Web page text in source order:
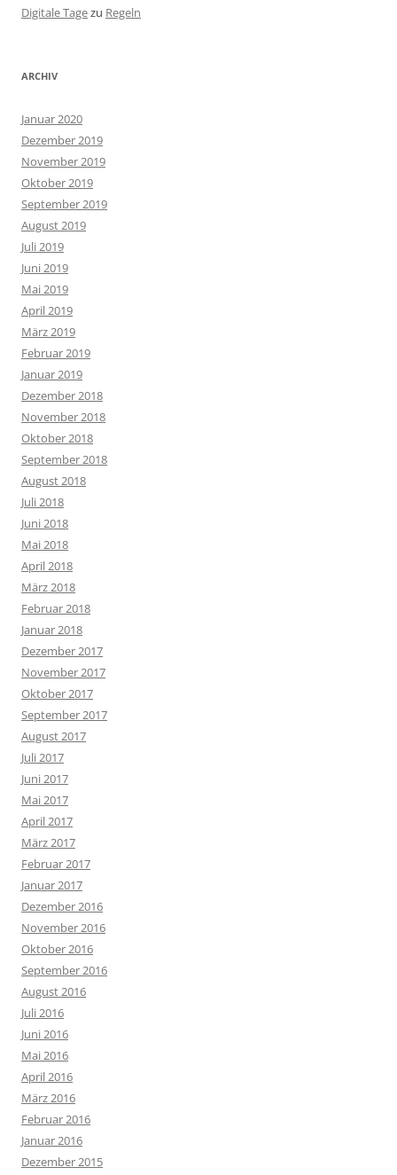
Digitale Tagezu Regeln
ARCHIV
Januar 2020
Dezember 2019
November 2019
Oktober 2019
September 2019
August 2019
Juli 2019
Juni 2019
Mai 2019
April 2019
März 2019
Februar 2019
Januar 2019
Dezember 2018
November 2018
Oktober 2018
September 2018
August 2018
Juli 2018
Juni 2018
Mai 2018
April 2018
März 2018
Februar 2018
Januar 2018
Dezember 2017
November 2017
Oktober 2017
September 2017
August 2017
Juli 2017
Juni 2017
Mai 2017
April 2017
März 2017
Februar 2017
Januar 2017
Dezember 2016
November 2016
Oktober 2016
September 2016
August 2016
Juli 2016
Juni 2016
Mai 2016
April 2016
März 2016
Februar 2016
Januar 2016
Dezember 2015